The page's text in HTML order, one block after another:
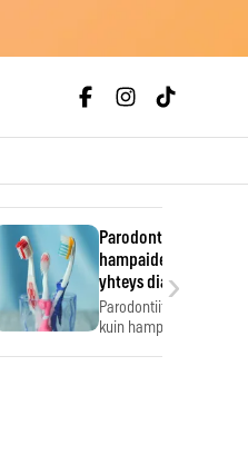
Parodontiitti on
hampaiden
yhteys diabetekseen
Parodontiitti on
kuin hampaiden
›